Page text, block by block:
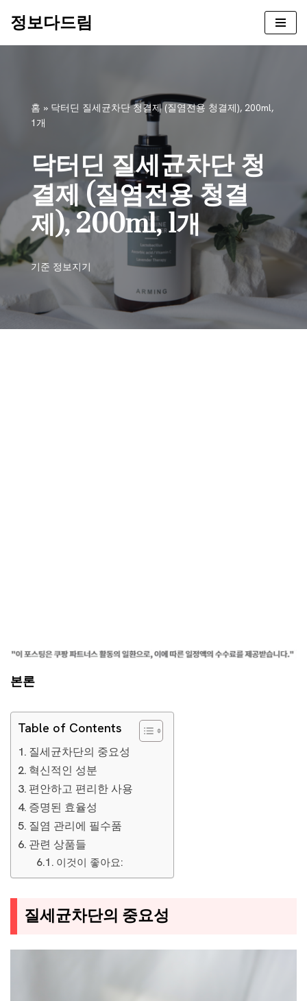
정보다드림
홈 » 닥터딘 질세균차단 청결제 (질염전용 청결제), 200ml,
1개
닥터딘 질세균차단 청
결제 (질염전용 청결
제), 200ml, 1개
기준 정보지기
본론
Table of Contents
질세균차단의 중요성
혁신적인 성분
편안하고 편리한 사용
증명된 효율성
질염 관리에 필수품
관련 상품들
이것이 좋아요:
질세균차단의 중요성